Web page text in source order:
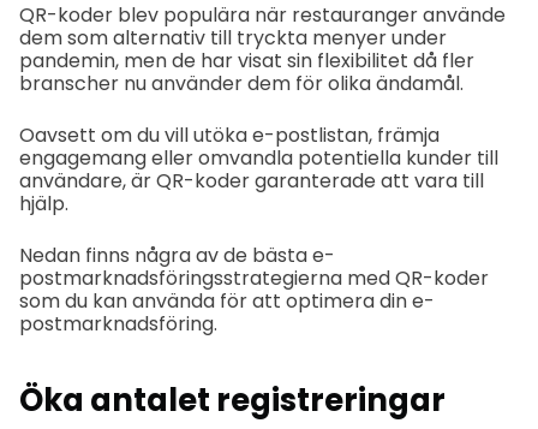
QR-koder blev populära när restauranger använde
dem som alternativ till tryckta menyer under
pandemin, men de har visat sin flexibilitet då fler
branscher nu använder dem för olika ändamål.
Oavsett om du vill utöka e-postlistan, främja
engagemang eller omvandla potentiella kunder till
användare, är QR-koder garanterade att vara till
hjälp.
Nedan finns några av de bästa e-
postmarknadsföringsstrategierna med QR-koder
som du kan använda för att optimera din e-
postmarknadsföring.
Öka antalet registreringar